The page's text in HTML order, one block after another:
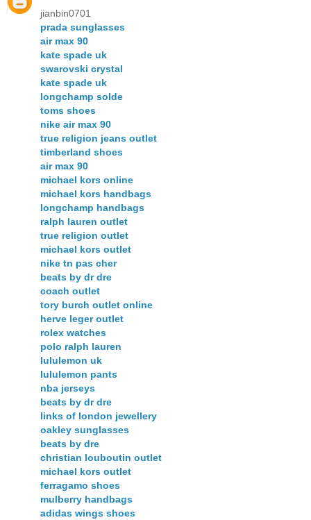
jianbin0701
prada sunglasses
air max 90
kate spade uk
swarovski crystal
kate spade uk
longchamp solde
toms shoes
nike air max 90
true religion jeans outlet
timberland shoes
air max 90
michael kors online
michael kors handbags
longchamp handbags
ralph lauren outlet
true religion outlet
michael kors outlet
nike tn pas cher
beats by dr dre
coach outlet
tory burch outlet online
herve leger outlet
rolex watches
polo ralph lauren
lululemon uk
lululemon pants
nba jerseys
beats by dr dre
links of london jewellery
oakley sunglasses
beats by dre
christian louboutin outlet
michael kors outlet
ferragamo shoes
mulberry handbags
adidas wings shoes